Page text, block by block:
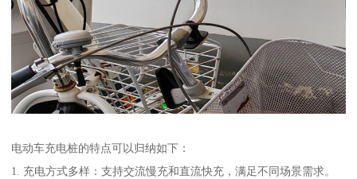
电动车充电桩的特点可以归纳如下：
1. 充电方式多样：支持交流慢充和直流快充，满足不同场景需求。